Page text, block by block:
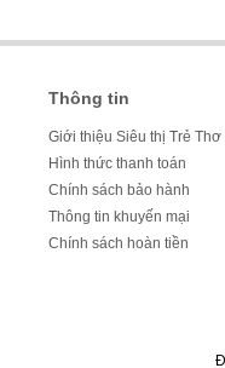
Thông tin
Giới thiệu Siêu thị Trẻ Thơ
Hình thức thanh toán
Chính sách bảo hành
Thông tin khuyến mại
Chính sách hoàn tiền